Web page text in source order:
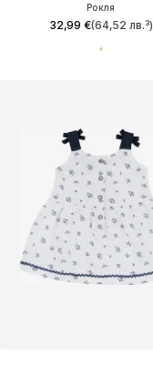
Рокля
32,99 €(64,52 лв.³)